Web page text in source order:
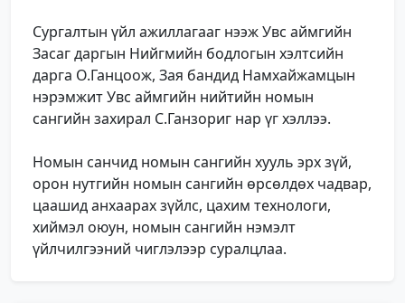
Сургалтын үйл ажиллагааг нээж Увс аймгийн
Засаг даргын Нийгмийн бодлогын хэлтсийн
дарга О.Ганцоож, Зая бандид Намхайжамцын
нэрэмжит Увс аймгийн нийтийн номын
сангийн захирал С.Ганзориг нар үг хэллээ.
Номын санчид номын сангийн хууль эрх зүй,
орон нутгийн номын сангийн өрсөлдөх чадвар,
цаашид анхаарах зүйлс, цахим технологи,
хиймэл оюун, номын сангийн нэмэлт
үйлчилгээний чиглэлээр суралцлаа.